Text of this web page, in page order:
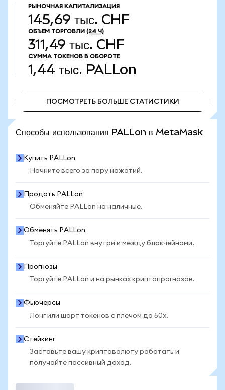
РЫНОЧНАЯ КАПИТАЛИЗАЦИЯ
145,69 тыс. CHF
ОБЪЕМ ТОРГОВЛИ (24 Ч)
311,49 тыс. CHF
СУММА ТОКЕНОВ В ОБОРОТЕ
1,44 тыс. PALLon
ПОСМОТРЕТЬ БОЛЬШЕ СТАТИСТИКИ
Способы использования PALLon в MetaMask
Купить PALLon
Начните всего за пару нажатий.
Продать PALLon
Обменяйте PALLon на наличные.
Обменять PALLon
Торгуйте PALLon внутри и между блокчейнами.
Прогнозы
Торгуйте PALLon и на рынках криптопрогнозов.
Фьючерсы
Лонг или шорт токенов с плечом до 50x.
Стейкинг
Заставьте вашу криптовалюту работать и
получайте пассивный доход.